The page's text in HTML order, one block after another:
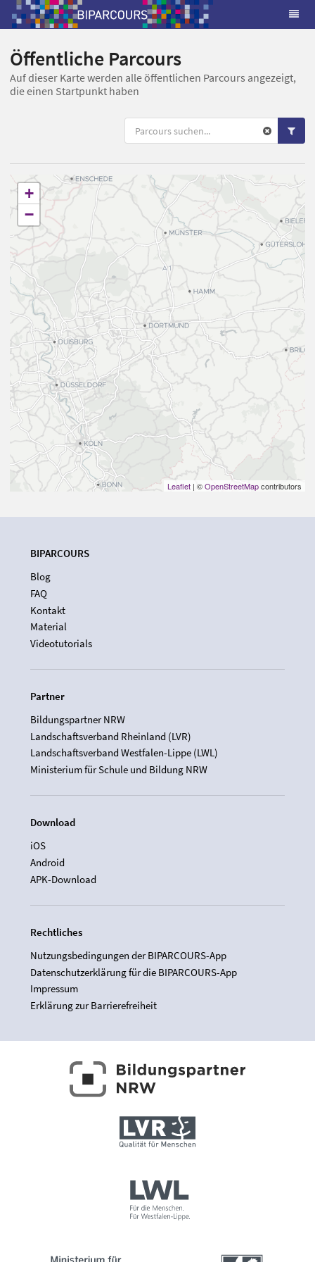
Öffentliche Parcours
Auf dieser Karte werden alle öffentlichen Parcours angezeigt,
die einen Startpunkt haben
+
−
Leaflet | ©OpenStreetMapcontributors
BIPARCOURS
Blog
FAQ
Kontakt
Material
Videotutorials
Partner
Bildungspartner NRW
Landschaftsverband Rheinland (LVR)
Landschaftsverband Westfalen-Lippe (LWL)
Ministerium für Schule und Bildung NRW
Download
iOS
Android
APK-Download
Rechtliches
Nutzungsbedingungen der BIPARCOURS-App
Datenschutzerklärung für die BIPARCOURS-App
Impressum
Erklärung zur Barrierefreiheit